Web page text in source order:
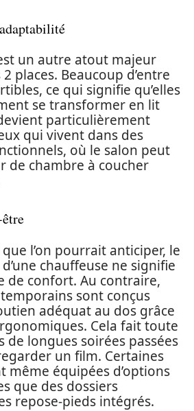
un autre atout majeur
places. Beaucoup d’entre
ce qui signifie qu’elles
se transformer en lit
particulièrement
qui vivent dans des
où le salon peut
de chambre à coucher
que l’on pourrait anticiper, le
chauffeuse ne signifie
de confort. Au contraire,
sont conçus
adéquat au dos grâce
Cela fait toute
de longues soirées passées
un film. Certaines
même équipées d’options
que des dossiers
repose-pieds intégrés.